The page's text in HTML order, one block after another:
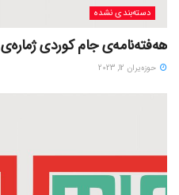
دسته‌بندی نشده
هەفتەنامەی جام کوردی ژمارەی 323
حوزه‌یران 12, 2023